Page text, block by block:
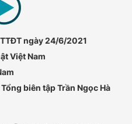
ngày 24/6/2021
Việt Nam
Tổng biên tập Trần Ngọc Hà